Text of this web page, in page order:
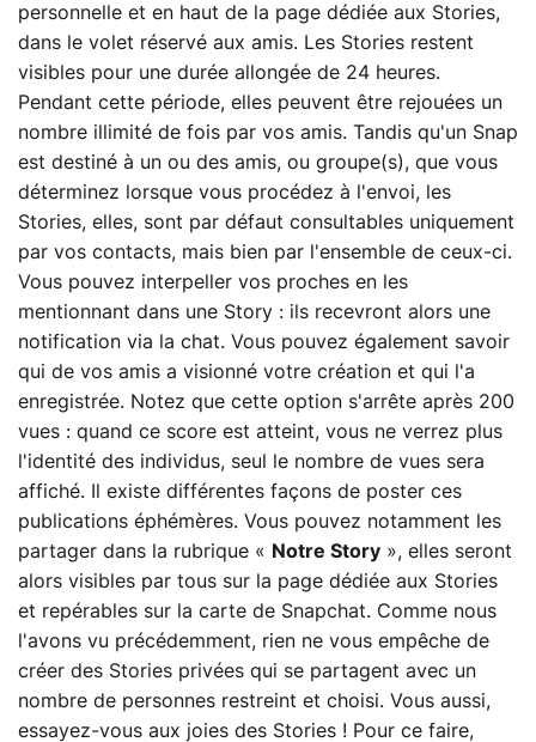
personnelle et en haut de la page dédiée aux Stories,
dans le volet réservé aux amis. Les Stories restent
visibles pour une durée allongée de 24 heures.
Pendant cette période, elles peuvent être rejouées un
nombre illimité de fois par vos amis. Tandis qu'un Snap
est destiné à un ou des amis, ou groupe(s), que vous
déterminez lorsque vous procédez à l'envoi, les
Stories, elles, sont par défaut consultables uniquement
par vos contacts, mais bien par l'ensemble de ceux-ci.
Vous pouvez interpeller vos proches en les
mentionnant dans une Story : ils recevront alors une
notification via la chat. Vous pouvez également savoir
qui de vos amis a visionné votre création et qui l'a
enregistrée. Notez que cette option s'arrête après 200
vues : quand ce score est atteint, vous ne verrez plus
l'identité des individus, seul le nombre de vues sera
affiché. Il existe différentes façons de poster ces
publications éphémères. Vous pouvez notamment les
partager dans la rubrique « Notre Story », elles seront
alors visibles par tous sur la page dédiée aux Stories
et repérables sur la carte de Snapchat. Comme nous
l'avons vu précédemment, rien ne vous empêche de
créer des Stories privées qui se partagent avec un
nombre de personnes restreint et choisi. Vous aussi,
essayez-vous aux joies des Stories ! Pour ce faire,